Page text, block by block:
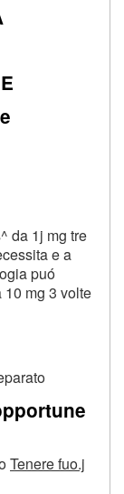
da 1j mg tre
e a
puó
10 mg 3 volte
Tenere fuo.j